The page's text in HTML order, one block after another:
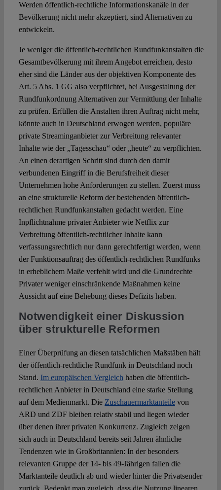
Werden öffentlich-rechtliche Informationskanäle in der
Bevölkerung nicht mehr akzeptiert, sind Alternativen zu
entwickeln.
Je weniger die öffentlich-rechtlichen Rundfunkanstalten die
Gesamtbevölkerung mit ihrem Angebot erreichen, desto
eher sind die Länder aus der objektiven Komponente des
Art. 5 Abs. 1 GG also verpflichtet, bei Ausgestaltung der
Rundfunkordnung Alternativen zur Vermittlung der Inhalte
zu prüfen. Erfüllen die Anstalten ihren Auftrag nicht mehr,
könnte auch in Deutschland erwogen werden, populäre
private Streaminganbieter zur Verbreitung relevanter
Inhalte wie der „Tagesschau“ oder „heute“ zu verpflichten.
An einen derartigen Schritt sind durch den damit
verbundenen Eingriff in die Berufsfreiheit dieser
Unternehmen hohe Anforderungen zu stellen. Zuerst muss
an eine strukturelle Reform der bestehenden öffentlich-
rechtlichen Rundfunkanstalten gedacht werden. Eine
Inpflichtnahme privater Anbieter wie Netflix zur
Verbreitung öffentlich-rechtlicher Inhalte kann
verfassungsrechtlich nur dann gerechtfertigt werden, wenn
der Funktionsauftrag des öffentlich-rechtlichen Rundfunks
in erheblichem Maße verfehlt wird und die Grundrechte
Privater weniger einschränkende Maßnahmen keine
Aussicht auf eine Behebung dieses Defizits haben.
Notwendigkeit einer Diskussion
über strukturelle Reformen
Einer Überprüfung an diesen tatsächlichen Maßstäben hält
der öffentlich-rechtliche Rundfunk in Deutschland noch
Stand. Im europäischen Vergleich haben die öffentlich-
rechtlichen Anbieter in Deutschland eine starke Stellung
auf dem Medienmarkt. Die Zuschauermarktanteilevon
ARD und ZDF bleiben relativ stabil und liegen wieder
über denen ihrer privaten Konkurrenz. Zugleich zeigen
sich auch in Deutschland bereits seit Jahren ähnliche
Tendenzen wie in Großbritannien: In der besonders
relevanten Gruppe der 14- bis 49-Jährigen fallen die
Marktanteile deutlich ab und wieder hinter die Privatsender
zurück. Bedenkt man zugleich, dass die Nutzung linearen